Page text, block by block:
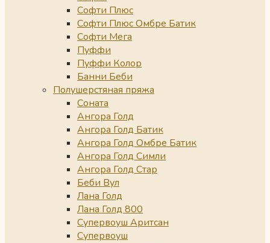
Софти Плюс
Софти Плюс Омбре Батик
Софти Мега
Пуффи
Пуффи Колор
Банни Беби
Полушерстяная пряжа
Соната
Ангора Голд
Ангора Голд Батик
Ангора Голд Омбре Батик
Ангора Голд Симли
Ангора Голд Стар
Беби Вул
Лана Голд
Лана Голд 800
Супервоуш Аритсан
Супервоуш